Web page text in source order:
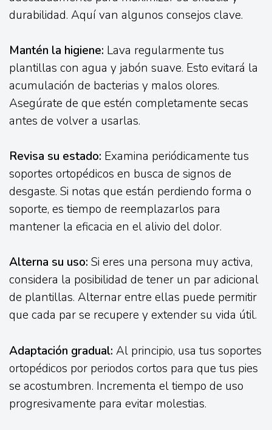
durabilidad. Aquí van algunos consejos clave.
Mantén la higiene: Lava regularmente tus
plantillas con agua y jabón suave. Esto evitará la
acumulación de bacterias y malos olores.
Asegúrate de que estén completamente secas
antes de volver a usarlas.
Revisa su estado: Examina periódicamente tus
soportes ortopédicos en busca de signos de
desgaste. Si notas que están perdiendo forma o
soporte, es tiempo de reemplazarlos para
mantener la eficacia en el alivio del dolor.
Alterna su uso: Si eres una persona muy activa,
considera la posibilidad de tener un par adicional
de plantillas. Alternar entre ellas puede permitir
que cada par se recupere y extender su vida útil.
Adaptación gradual: Al principio, usa tus soportes
ortopédicos por periodos cortos para que tus pies
se acostumbren. Incrementa el tiempo de uso
progresivamente para evitar molestias.